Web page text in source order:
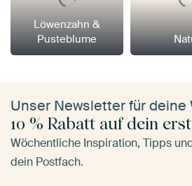
Löwenzahn &
Pusteblume
Unser Newsletter für deine
10 % Rabatt auf dein
Wöchentliche Inspiration, Tipps
dein Postfach.